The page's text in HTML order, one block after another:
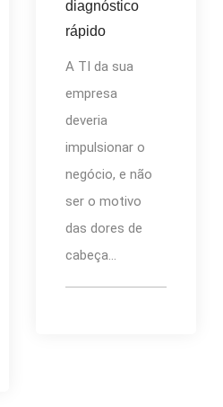
diagnóstico
rápido
A TI da sua
empresa
deveria
impulsionar o
negócio, e não
ser o motivo
das dores de
cabeça...